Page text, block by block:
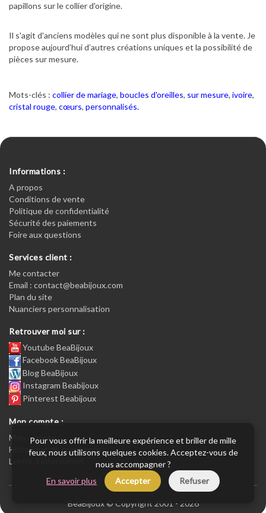
papillons sur le collier d'origine.
Il s'agit d'anciens modèles qui ne sont plus disponible à la vente. Je
propose aujourd’hui d’autres créations uniques et la possibilité de
pièces sur mesure.
Mots-clés : collier de mariage, boucles d'oreilles, sur mesure, ivoire,
cristal rouge, cœurs, personnalisés.
Informations :
A propos
Conditions de vente
Politique de confidentialité
Sécurité des paiements
Foire aux questions
Services client :
Me contacter
Email : contact@beabijoux.com
Plan du site
Nuanciers personnalisation
Retrouver moi sur :
Youtube BeaBijoux
Facebook BeaBijoux
Blog BeaBijoux
Instagram Beabijoux
Pinterest Beabijoux
Mon compte :
Mon compte :
Historique de commandes
Lettre d’information
BeaBijoux © Copyright 2001 - 2026
Pour vous offrir la meilleure expérience et briller de mille
feux, nous utilisons quelques cookies. Acceptez-vous de
nous accompagner ?
En savoir plus
Accepter Refuser